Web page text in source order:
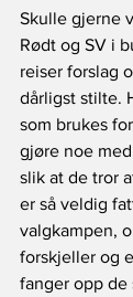
Skulle gjerne
Rødt og SV i
reiser forslag
dårligst stilte.
som brukes
gjøre noe
slik at de tror
er så veldig
valgkampen,
forskjeller og
fanger opp de